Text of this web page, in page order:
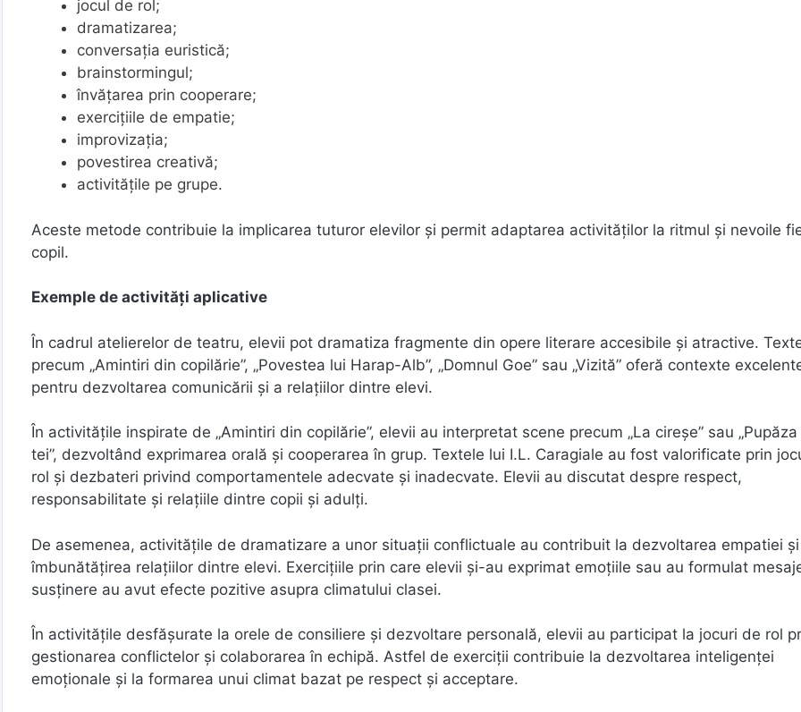
jocul de rol;
dramatizarea;
conversația euristică;
brainstormingul;
învățarea prin cooperare;
exercițiile de empatie;
improvizația;
povestirea creativă;
activitățile pe grupe.
Aceste metode contribuie la implicarea tuturor elevilor și permit adaptarea activităților la ritmul și nevoile
copil.
Exemple de activități aplicative
În cadrul atelierelor de teatru, elevii pot dramatiza fragmente din opere literare accesibile și atractive.
precum „Amintiri din copilărie”, „Povestea lui Harap-Alb”, „Domnul Goe” sau „Vizită” oferă contexte
pentru dezvoltarea comunicării și a relațiilor dintre elevi.
În activitățile inspirate de „Amintiri din copilărie”, elevii au interpretat scene precum „La cireșe” sau
tei”, dezvoltând exprimarea orală și cooperarea în grup. Textele lui I.L. Caragiale au fost valorificate prin
rol și dezbateri privind comportamentele adecvate și inadecvate. Elevii au discutat despre respect,
responsabilitate și relațiile dintre copii și adulți.
De asemenea, activitățile de dramatizare a unor situații conflictuale au contribuit la dezvoltarea empatiei
îmbunătățirea relațiilor dintre elevi. Exercițiile prin care elevii și-au exprimat emoțiile sau au formulat
susținere au avut efecte pozitive asupra climatului clasei.
În activitățile desfășurate la orele de consiliere și dezvoltare personală, elevii au participat la jocuri de rol
gestionarea conflictelor și colaborarea în echipă. Astfel de exerciții contribuie la dezvoltarea inteligenței
emoționale și la formarea unui climat bazat pe respect și acceptare.